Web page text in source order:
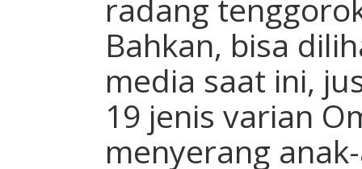
radang
Bahkan, bisa
media saat ini,
19 jenis varian
menyerang